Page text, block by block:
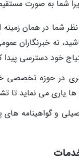
شما به صورت
در همان زمینه
نه خبرنگاران
خود دسترسی پیدا
در حوزه تخصصی
یاری می نماید تا
و گواهینامه